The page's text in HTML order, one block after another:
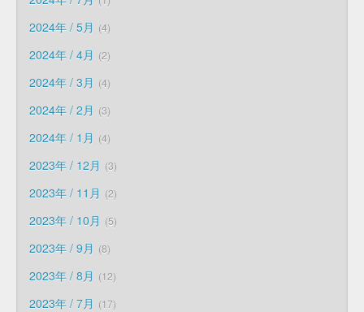
2024年 / 5月 4
2024年 / 4月 2
2024年 / 3月 4
2024年 / 2月 3
2024年 / 1月 4
2023年 / 12月 3
2023年 / 11月 2
2023年 / 10月 5
2023年 / 9月 8
2023年 / 8月 12
2023年 / 7月 17